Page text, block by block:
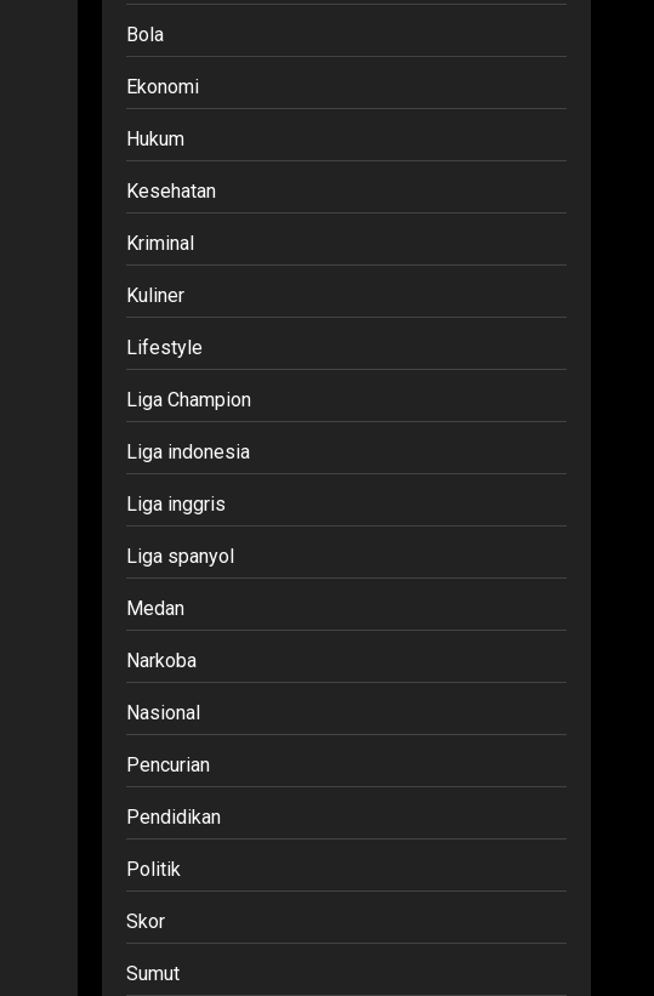
Bola
Ekonomi
Hukum
Kesehatan
Kriminal
Kuliner
Lifestyle
Liga Champion
Liga indonesia
Liga inggris
Liga spanyol
Medan
Narkoba
Nasional
Pencurian
Pendidikan
Politik
Skor
Sumut